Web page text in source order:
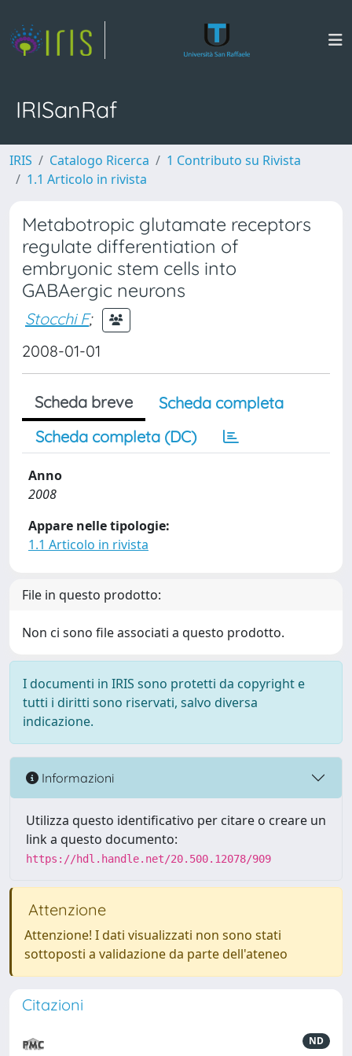
IRISanRaf
IRIS Catalogo Ricerca
1 Contributo su Rivista
1.1 Articolo in rivista
Metabotropic glutamate receptors
regulate differentiation of
embryonic stem cells into
GABAergic neurons
Stocchi F;
2008-01-01
Scheda breve
Scheda completa
Scheda completa (DC)
Anno
2008
Appare nelle tipologie:
1.1 Articolo in rivista
File in questo prodotto:
Non ci sono file associati a questo prodotto.
I documenti in IRIS sono protetti da copyright e
tutti i diritti sono riservati, salvo diversa
indicazione.
Informazioni
Utilizza questo identificativo per citare o creare un
link a questo documento:
https://hdl.handle.net/20.500.12078/909
Attenzione
Attenzione! I dati visualizzati non sono stati
sottoposti a validazione da parte dell'ateneo
Citazioni
ND